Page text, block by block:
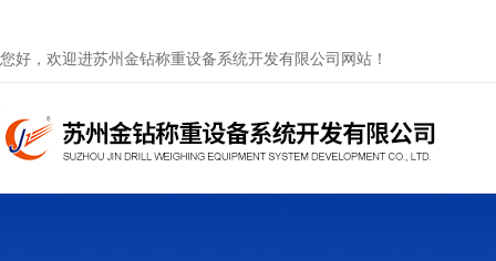
您好，欢迎进苏州金钻称重设备系统开发有限公司网站！